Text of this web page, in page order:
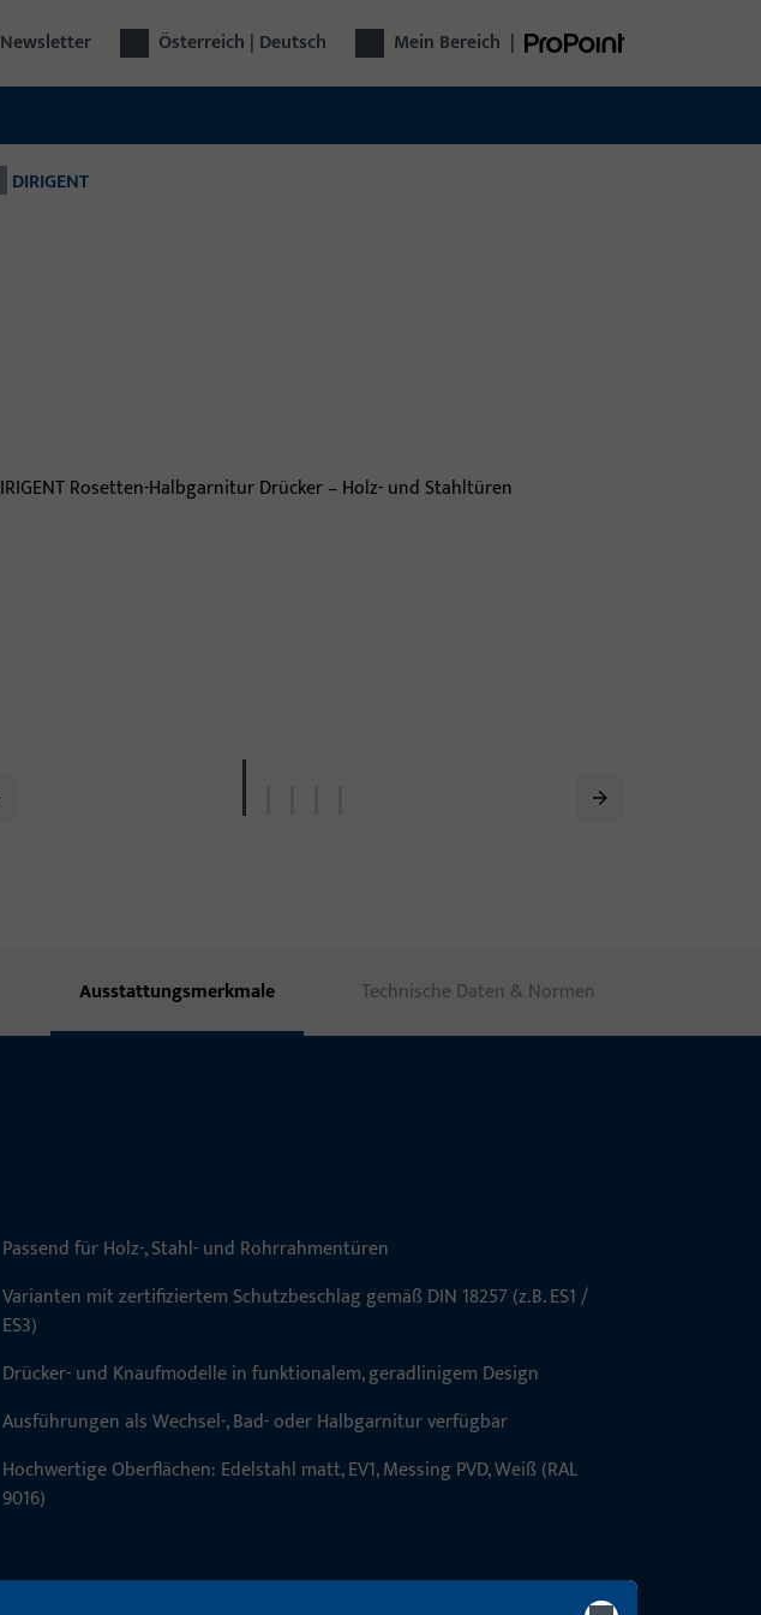
Newsletter Österreich | Deutsch Mein Bereich |
DIRIGENT
Ausstattungsmerkmale Technische Daten & Normen
Passend für Holz-, Stahl- und Rohrrahmentüren
Varianten mit zertifiziertem Schutzbeschlag gemäß DIN 18257 (z. B. ES1 /
ES3)
Drücker- und Knaufmodelle in funktionalem, geradlinigem Design
Ausführungen als Wechsel-, Bad- oder Halbgarnitur verfügbar
Hochwertige Oberflächen: Edelstahl matt, EV1, Messing PVD, Weiß (RAL
9016)